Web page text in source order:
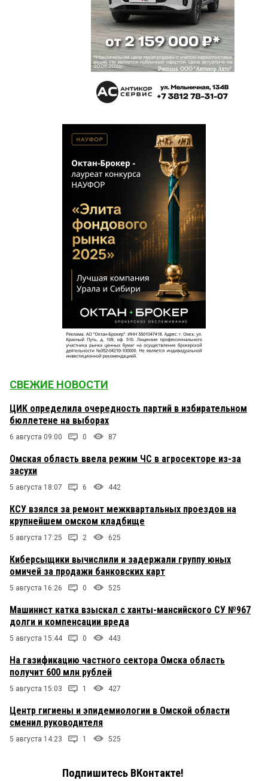
СВЕЖИЕ НОВОСТИ
ЦИК определила очередность партий в избирательном
бюллетене на выборах
6 августа 09:00 0 87
Омская область ввела режим ЧС в агросекторе из-за
засухи
5 августа 18:07 6 442
КСУ взялся за ремонт межквартальных проездов на
крупнейшем омском кладбище
5 августа 17:25 2 625
Киберсыщики вычислили и задержали группу юных
омичей за продажи банковских карт
5 августа 16:26 0 525
Машинист катка взыскал с ханты-мансийского СУ №967
долги и компенсации вреда
5 августа 15:44 0 443
На газификацию частного сектора Омска область
получит 600 млн рублей
5 августа 15:03 1 427
Центр гигиены и эпидемиологии в Омской области
сменил руководителя
5 августа 14:23 1 525
Подпишитесь ВКонтакте!